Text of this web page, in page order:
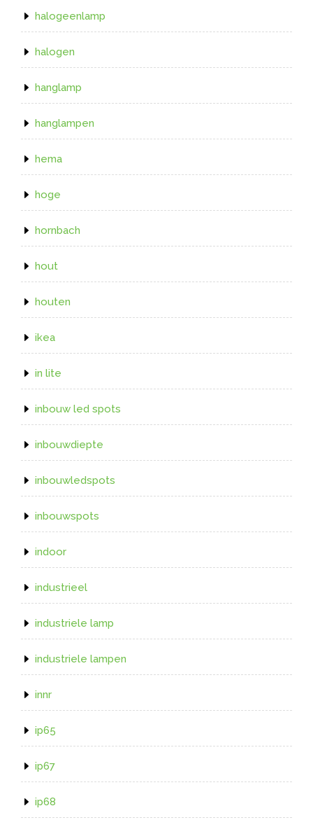
halogeenlamp
halogen
hanglamp
hanglampen
hema
hoge
hornbach
hout
houten
ikea
in lite
inbouw led spots
inbouwdiepte
inbouwledspots
inbouwspots
indoor
industrieel
industriele lamp
industriele lampen
innr
ip65
ip67
ip68